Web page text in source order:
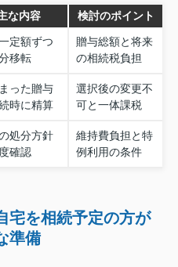
な内容 検討のポイント
定額ずつ
移転
贈与総額と将来
の相続税負担
った贈与
時に精算
選択後の変更不
可と一体課税
処分方針
確認
維持費負担と特
例利用の条件
宅を相続予定の方が
準備